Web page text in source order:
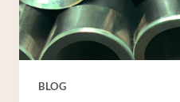
BLOG